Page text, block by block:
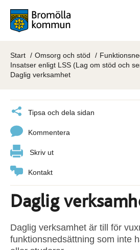
Start Omsorg och stöd
Insatser enligt LSS (Lag om stöd och
Daglig verksamhet
Tipsa och dela sidan
Kommentera
Skriv ut
Kontakt
Daglig
Daglig verksamhet är till för
funktionsnedsättning som inte